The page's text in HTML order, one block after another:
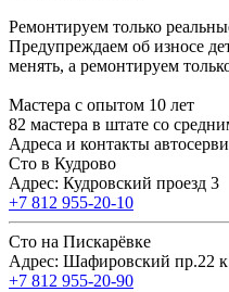
Ремонтируем только
Предупреждаем об износе
менять, а ремонтируем
Мастера с опытом 10 лет
82 мастера в штате со
Адреса и контакты
Сто в Кудрово
Адрес: Кудровский проезд 3
+7 812 955-20-10
Сто на Пискарёвке
Адрес: Шафировский пр.22
+7 812 955-20-90